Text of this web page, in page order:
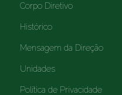
Corpo Diretivo
Histórico
Mensagem da Direção
Unidades
Política de Privacidade